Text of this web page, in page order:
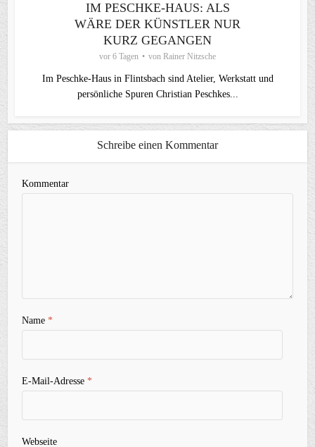
IM PESCHKE-HAUS: ALS
WÄRE DER KÜNSTLER NUR
KURZ GEGANGEN
vor 6 Tagen von Rainer Nitzsche
Im Peschke-Haus in Flintsbach sind Atelier, Werkstatt und
persönliche Spuren Christian Peschkes...
Schreibe einen Kommentar
Kommentar
Name*
E-Mail-Adresse*
Webseite